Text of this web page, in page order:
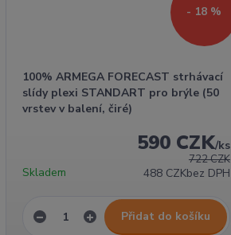
- 18 %
100% ARMEGA FORECAST strhávací
slídy plexi STANDART pro brýle (50
vrstev v balení, čiré)
722 CZK
590 CZK/ks
488 CZKbez DPH
Skladem
Přidat do košíku